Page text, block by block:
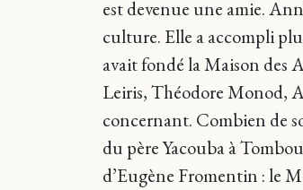
est devenue une amie.
culture. Elle a accompli
avait fondé la Maison des
Leiris, Théodore Monod,
concernant. Combien de
du père Yacouba à
d’Eugène Fromentin : le